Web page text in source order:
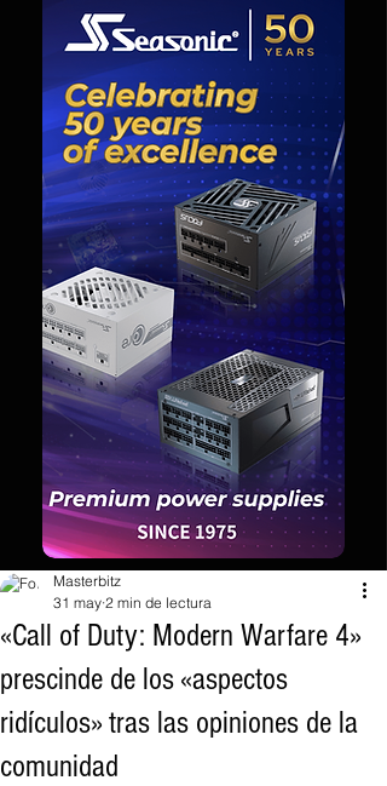
«Call of Duty: Modern Warfare 4»
prescinde de los «aspectos
ridículos» tras las opiniones de la
comunidad
Masterbitz
31 may 2 min de lectura